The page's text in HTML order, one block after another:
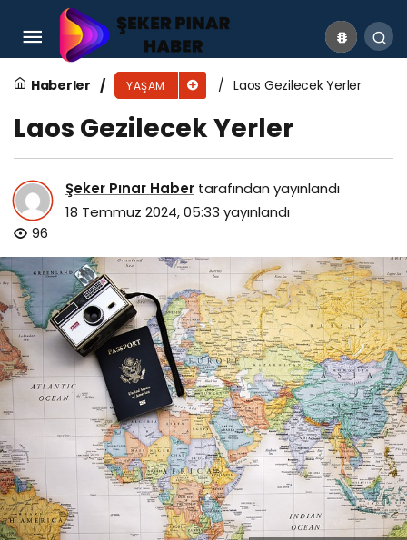
Haberler YAŞAM Laos Gezilecek Yerler
Laos Gezilecek Yerler
Şeker Pınar Haber tarafından yayınlandı
18 Temmuz 2024, 05:33 yayınlandı
96
Twix İsrail Malı Mı? Twix Hangi Ülkenin?